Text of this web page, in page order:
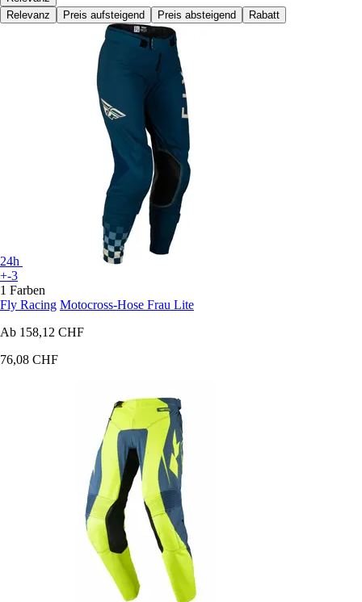
Relevanz
Preis aufsteigend Preis absteigend Rabatt
24h
+-3
1 Farben
Fly Racing Motocross-Hose Frau Lite
Ab 158,12 CHF
76,08 CHF